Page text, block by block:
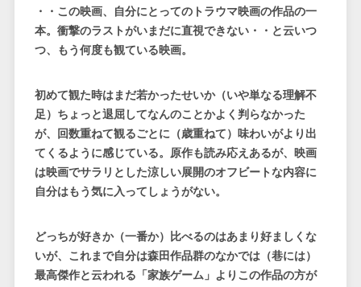
・・この映画、自分にとってのトラウマ映画の作品の一
本。衝撃のラストがいまだに直視できない・・と云いつ
つ、もう何度も観ている映画。
初めて観た時はまだ若かったせいか（いや単なる理解不
足）ちょっと退屈してなんのことかよく判らなかった
が、回数重ねて観るごとに（歳重ねて）味わいがより出
てくるように感じている。原作も読み応えあるが、映画
は映画でサラリとした涼しい展開のオフビートな内容に
自分はもう気に入ってしょうがない。
どっちが好きか（一番か）比べるのはあまり好ましくな
いが、これまで自分は森田作品群のなかでは（巷には）
最高傑作と云われる 「家族ゲーム」 よりこの作品の方が